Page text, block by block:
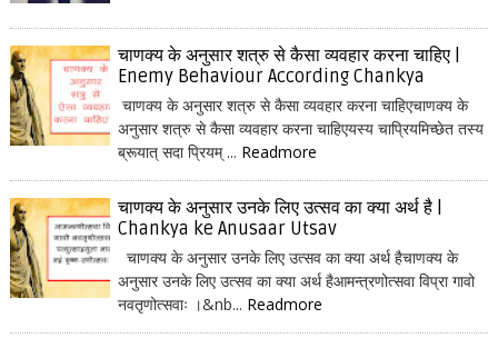
चाणक्य के अनुसार शत्रु से कैसा व्यवहार करना चाहिए |
Enemy Behaviour According Chankya
चाणक्य के अनुसार शत्रु से कैसा व्यवहार करना चाहिएचाणक्य के
अनुसार शत्रु से कैसा व्यवहार करना चाहिएयस्य चाप्रियमिच्छेत तस्य
ब्रूयात् सदा प्रियम् ... Readmore
चाणक्य के अनुसार उनके लिए उत्सव का क्या अर्थ है |
Chankya ke Anusaar Utsav
चाणक्य के अनुसार उनके लिए उत्सव का क्या अर्थ हैचाणक्य के
अनुसार उनके लिए उत्सव का क्या अर्थ हैआमन्त्रणोत्सवा विप्रा गावो
नवतृणोत्सवाः ।&nb... Readmore